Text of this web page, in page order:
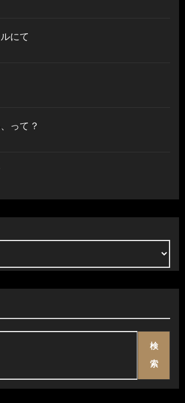
にて
って？
検
索